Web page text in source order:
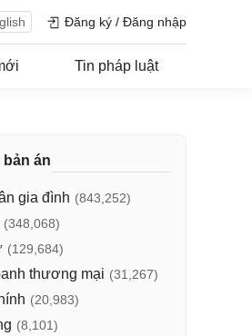
Đăng ký / Đăng nhập
Tin pháp luật
bản án
gia đình (843,252)
(348,068)
(129,684)
thương mại (31,267)
(20,983)
(8,101)